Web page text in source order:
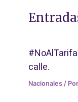
calle.
Nacionales / Por